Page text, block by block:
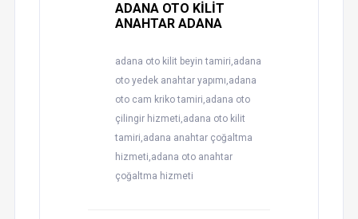
ADANA OTO KİLİT
ANAHTAR ADANA
adana oto kilit beyin tamiri,adana
oto yedek anahtar yapımı,adana
oto cam kriko tamiri,adana oto
çilingir hizmeti,adana oto kilit
tamiri,adana anahtar çoğaltma
hizmeti,adana oto anahtar
çoğaltma hizmeti